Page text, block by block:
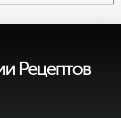
Рецептов